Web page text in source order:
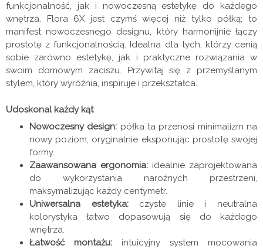
funkcjonalność, jak i nowoczesną estetykę do każdego
wnętrza. Flora 6X jest czymś więcej niż tylko półką; to
manifest nowoczesnego designu, który harmonijnie łączy
prostotę z funkcjonalnością. Idealna dla tych, którzy cenią
sobie zarówno estetykę, jak i praktyczne rozwiązania w
swoim domowym zaciszu. Przywitaj się z przemyślanym
stylem, który wyróżnia, inspiruje i przekształca.
Udoskonal każdy kąt
Nowoczesny design: półka ta przenosi minimalizm na
nowy poziom, oryginalnie eksponując prostotę swojej
formy.
Zaawansowana ergonomia: idealnie zaprojektowana
do wykorzystania narożnych przestrzeni,
maksymalizując każdy centymetr.
Uniwersalna estetyka: czyste linie i neutralna
kolorystyka łatwo dopasowują się do każdego
wnętrza.
Łatwość montażu: intuicyjny system mocowania